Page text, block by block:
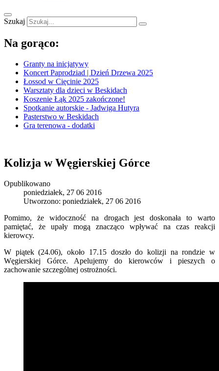
Szukaj
Na gorąco:
Granty na inicjatywy
Koncert Paprodziad | Dzień Drzewa 2025
Łossod w Cięcinie 2025
Warsztaty dla dzieci w Beskidach
Koszenie Łąk 2025 zakończone!
Spotkanie autorskie - Jadwiga Hutyra
Pasterstwo w Beskidach
Gra terenowa - dodatki
Kolizja w Węgierskiej Górce
Opublikowano
poniedziałek, 27 06 2016
Utworzono: poniedziałek, 27 06 2016
Pomimo, że widoczność na drogach jest doskonała to warto
pamiętać, że upały mogą znacząco wpływać na czas reakcji
kierowcy.
W piątek (24.06), około 17.15 doszło do kolizji na rondzie w
Węgierskiej Górce. Apelujemy do kierowców i pieszych o
zachowanie szczególnej ostrożności.